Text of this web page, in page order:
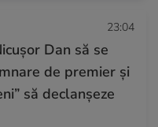
23:04
Dan să se
de premier și
să declanșeze